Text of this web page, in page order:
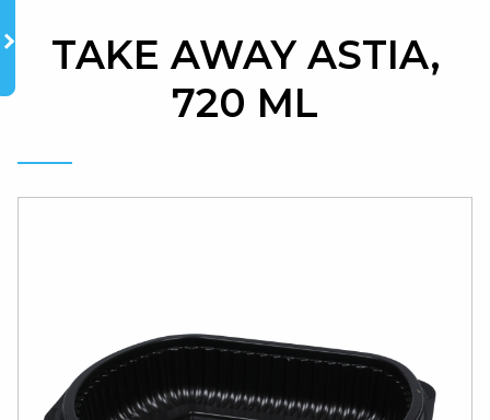
TAKE AWAY ASTIA,
720 ML